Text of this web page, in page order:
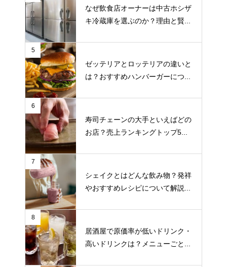
なぜ飲食店オーナーは中古ホシザ
キ冷蔵庫を選ぶのか？理由と賢...
5
ゼッテリアとロッテリアの違いと
は？おすすめハンバーガーにつ...
6
寿司チェーンの大手といえばどの
お店？売上ランキングトップ5...
7
シェイクとはどんな飲み物？発祥
やおすすめレシピについて解説...
8
居酒屋で原価率が低いドリンク・
高いドリンクは？メニューごと...